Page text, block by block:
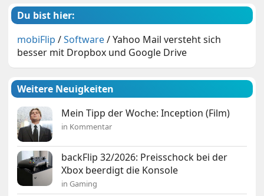
Du bist hier:
mobiFlip /Software/Yahoo Mail versteht sich
besser mit Dropbox und Google Drive
Weitere Neuigkeiten
Mein Tipp der Woche: Inception (Film)
in Kommentar
backFlip 32/2026: Preisschock bei der
Xbox beerdigt die Konsole
in Gaming